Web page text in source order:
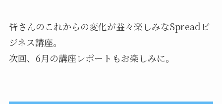
皆さんのこれからの変化が益々楽しみなSpreadビ
ジネス講座。
次回、6月の講座レポートもお楽しみに。